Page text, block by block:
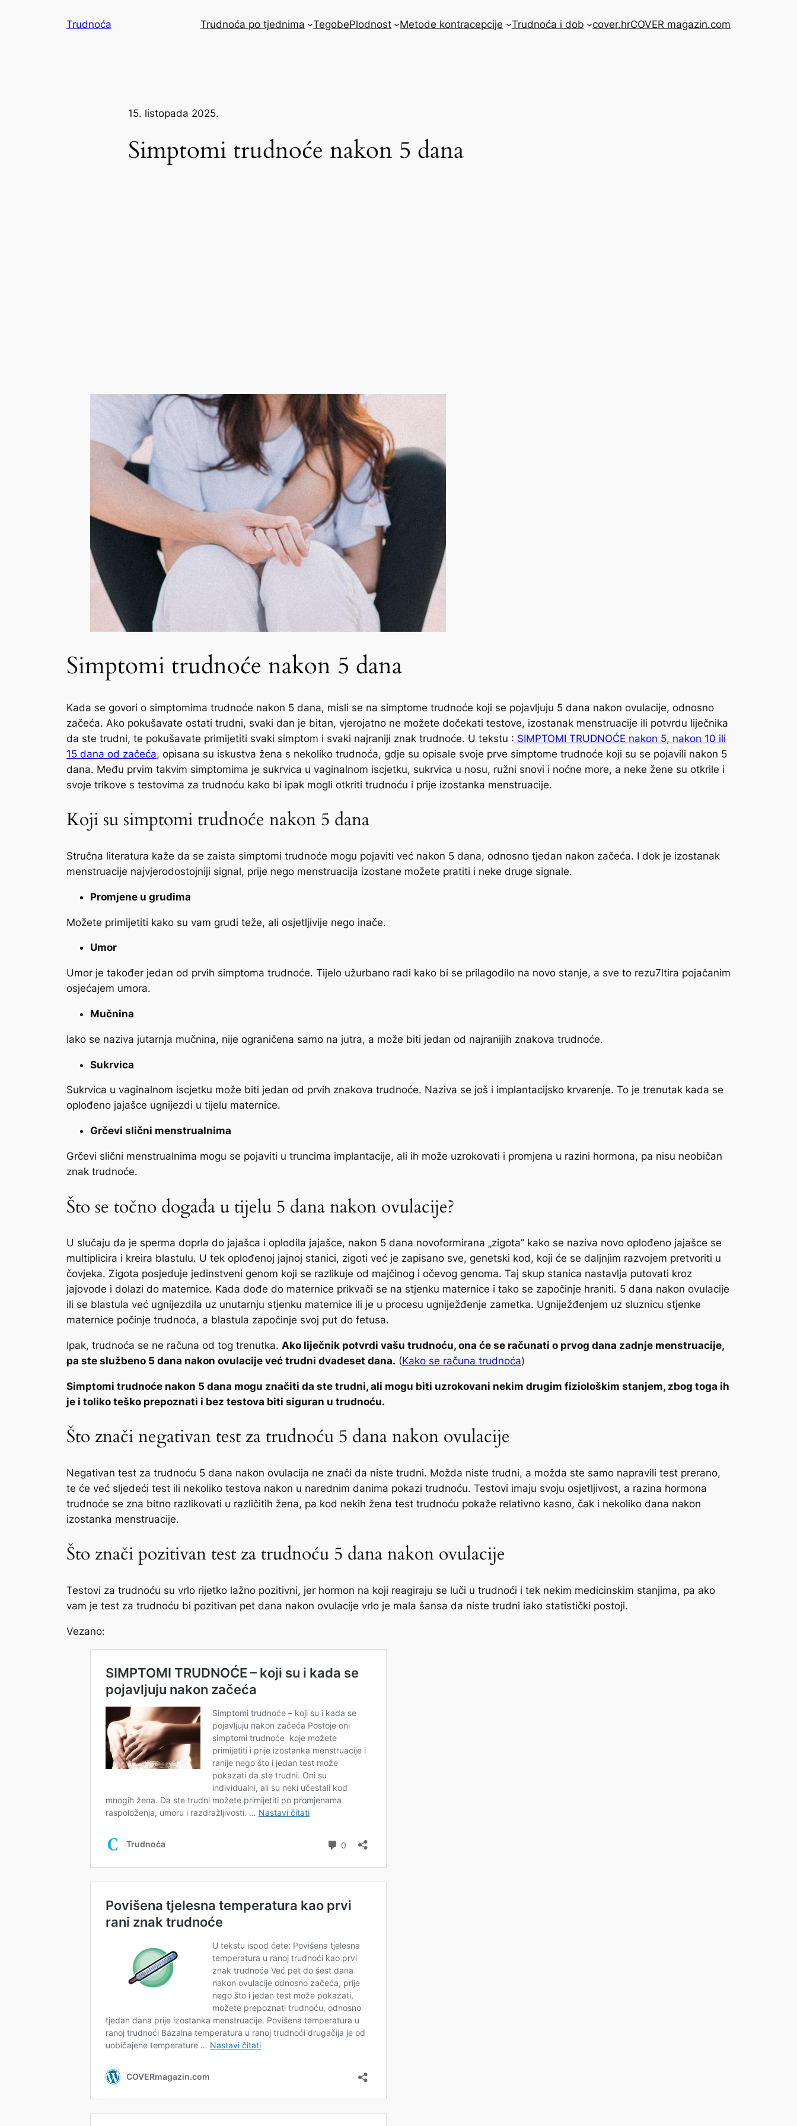
Trudnoća Trudnoća po tjednima TegobePlodnost Metode kontracepcije Trudnoća i dob cover.hrCOVER magazin.com
15. listopada 2025.
Simptomi trudnoće nakon 5 dana
Simptomi trudnoće nakon 5 dana
Kada se govori o simptomima trudnoće nakon 5 dana, misli se na simptome trudnoće koji se pojavljuju 5 dana nakon ovulacije, odnosno
začeća. Ako pokušavate ostati trudni, svaki dan je bitan, vjerojatno ne možete dočekati testove, izostanak menstruacije ili potvrdu liječnika
da ste trudni, te pokušavate primijetiti svaki simptom i svaki najraniji znak trudnoće. U tekstu : SIMPTOMI TRUDNOĆE nakon 5, nakon 10 ili
15 dana od začeća, opisana su iskustva žena s nekoliko trudnoća, gdje su opisale svoje prve simptome trudnoće koji su se pojavili nakon 5
dana. Među prvim takvim simptomima je sukrvica u vaginalnom iscjetku, sukrvica u nosu, ružni snovi i noćne more, a neke žene su otkrile i
svoje trikove s testovima za trudnoću kako bi ipak mogli otkriti trudnoću i prije izostanka menstruacije.
Koji su simptomi trudnoće nakon 5 dana
Stručna literatura kaže da se zaista simptomi trudnoće mogu pojaviti već nakon 5 dana, odnosno tjedan nakon začeća. I dok je izostanak
menstruacije najvjerodostojniji signal, prije nego menstruacija izostane možete pratiti i neke druge signale.
Promjene u grudima
Možete primijetiti kako su vam grudi teže, ali osjetljivije nego inače.
Umor
Umor je također jedan od prvih simptoma trudnoće. Tijelo užurbano radi kako bi se prilagodilo na novo stanje, a sve to rezu7ltira pojačanim
osjećajem umora.
Mučnina
Iako se naziva jutarnja mučnina, nije ograničena samo na jutra, a može biti jedan od najranijih znakova trudnoće.
Sukrvica
Sukrvica u vaginalnom iscjetku može biti jedan od prvih znakova trudnoće. Naziva se još i implantacijsko krvarenje. To je trenutak kada se
oplođeno jajašce ugnijezdi u tijelu maternice.
Grčevi slični menstrualnima
Grčevi slični menstrualnima mogu se pojaviti u truncima implantacije, ali ih može uzrokovati i promjena u razini hormona, pa nisu neobičan
znak trudnoće.
Što se točno događa u tijelu 5 dana nakon ovulacije?
U slučaju da je sperma doprla do jajašca i oplodila jajašce, nakon 5 dana novoformirana „zigota” kako se naziva novo oplođeno jajašce se
multiplicira i kreira blastulu. U tek oplođenoj jajnoj stanici, zigoti već je zapisano sve, genetski kod, koji će se daljnjim razvojem pretvoriti u
čovjeka. Zigota posjeduje jedinstveni genom koji se razlikuje od majčinog i očevog genoma. Taj skup stanica nastavlja putovati kroz
jajovode i dolazi do maternice. Kada dođe do maternice prikvači se na stjenku maternice i tako se započinje hraniti. 5 dana nakon ovulacije
ili se blastula već ugnijezdila uz unutarnju stjenku maternice ili je u procesu ugniježđenje zametka. Ugniježđenjem uz sluznicu stjenke
maternice počinje trudnoća, a blastula započinje svoj put do fetusa.
Ipak, trudnoća se ne računa od tog trenutka. Ako liječnik potvrdi vašu trudnoću, ona će se računati o prvog dana zadnje menstruacije,
pa ste službeno 5 dana nakon ovulacije već trudni dvadeset dana. (Kako se računa trudnoća)
Simptomi trudnoće nakon 5 dana mogu značiti da ste trudni, ali mogu biti uzrokovani nekim drugim fiziološkim stanjem, zbog toga ih
je i toliko teško prepoznati i bez testova biti siguran u trudnoću.
Što znači negativan test za trudnoću 5 dana nakon ovulacije
Negativan test za trudnoću 5 dana nakon ovulacija ne znači da niste trudni. Možda niste trudni, a možda ste samo napravili test prerano,
te će već sljedeći test ili nekoliko testova nakon u narednim danima pokazi trudnoću. Testovi imaju svoju osjetljivost, a razina hormona
trudnoće se zna bitno razlikovati u različitih žena, pa kod nekih žena test trudnoću pokaže relativno kasno, čak i nekoliko dana nakon
izostanka menstruacije.
Što znači pozitivan test za trudnoću 5 dana nakon ovulacije
Testovi za trudnoću su vrlo rijetko lažno pozitivni, jer hormon na koji reagiraju se luči u trudnoći i tek nekim medicinskim stanjima, pa ako
vam je test za trudnoću bi pozitivan pet dana nakon ovulacije vrlo je mala šansa da niste trudni iako statistički postoji.
Vezano: